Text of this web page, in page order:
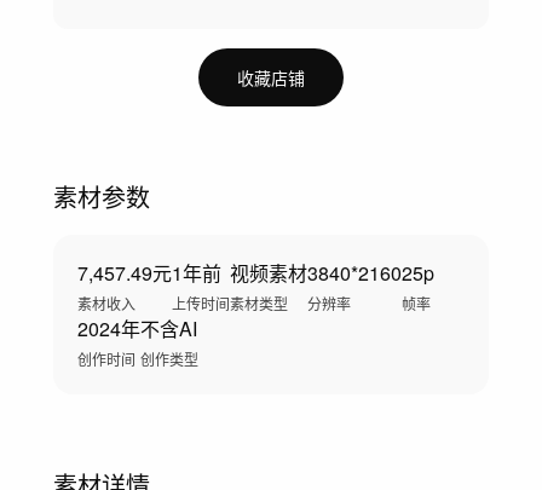
收藏店铺
素材参数
7,457.49元
素材收入
1年前
上传时间
视频素材
素材类型
3840*2160
分辨率
25p
帧率
2024年
创作时间
不含AI
创作类型